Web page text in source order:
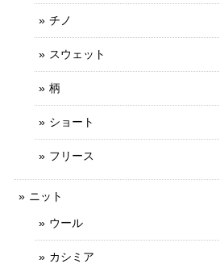
チノ
スウェット
柄
ショート
フリース
ニット
ウール
カシミア